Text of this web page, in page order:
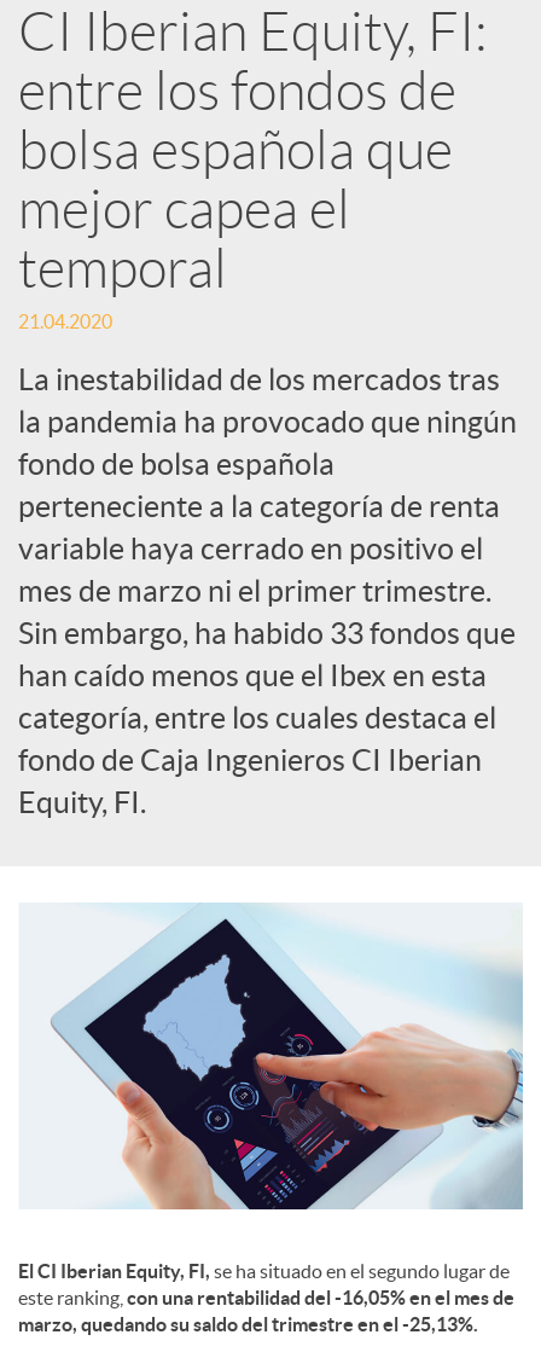
e
d
e
s
S
o
c
i
a
l
e
s
CI Iberian Equity, FI:
entre los fondos de
bolsa española que
mejor capea el
temporal
21.04.2020
La inestabilidad de los mercados tras
la pandemia ha provocado que ningún
fondo de bolsa española
perteneciente a la categoría de renta
variable haya cerrado en positivo el
mes de marzo ni el primer trimestre.
Sin embargo, ha habido 33 fondos que
han caído menos que el Ibex en esta
categoría, entre los cuales destaca el
fondo de Caja Ingenieros CI Iberian
Equity, FI.
El CI Iberian Equity, FI, se ha situado en el segundo lugar de
este ranking, con una rentabilidad del -16,05% en el mes de
marzo, quedando su saldo del trimestre en el -25,13%.